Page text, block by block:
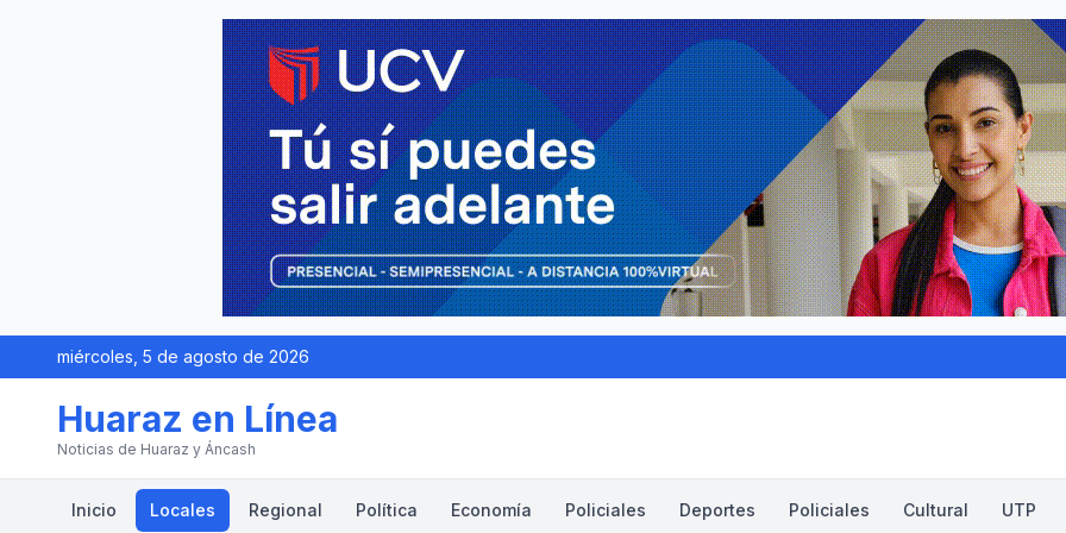
miércoles, 5 de agosto de 2026
Huaraz en Línea
Noticias de Huaraz y Áncash
Inicio Locales Regional Política Economía Policiales Deportes Policiales Cultural UTP